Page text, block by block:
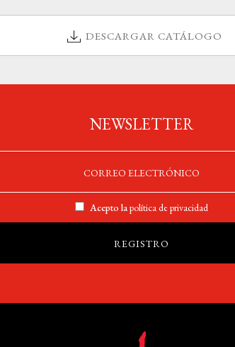
DESCARGAR CATÁLOGO
NEWSLETTER
Acepto lapolítica de privacidad